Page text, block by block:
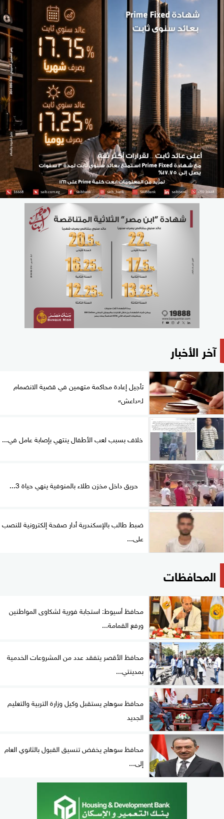
آخر الأخبار
تأجيل إعادة محاكمة متهمين في قضية الانضمام
لـ«داعش»
خلاف بسبب لعب الأطفال ينتهي بإصابة عامل في...
حريق داخل مخزن طلاء بالمنوفية ينهي حياة 3...
ضبط طالب بالإسكندرية أدار صفحة إلكترونية للنصب
على...
المحافظات
محافظ أسيوط: استجابة فورية لشكاوى المواطنين
ورفع القمامة...
محافظ الأقصر يتفقد عدد من المشروعات الخدمية
بمدينتي...
محافظ سوهاج يستقبل وكيل وزارة التربية والتعليم
الجديد
محافظ سوهاج يخفض تنسيق القبول بالثانوي العام
إلى...